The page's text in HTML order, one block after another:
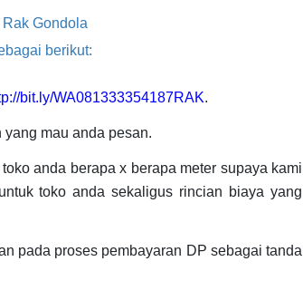
Gondola
berikut:
bit.ly/WA081333354187RAK.
mau anda pesan.
anda berapa x berapa meter supaya kami
toko anda sekaligus rincian biaya yang
pada proses pembayaran DP sebagai tanda